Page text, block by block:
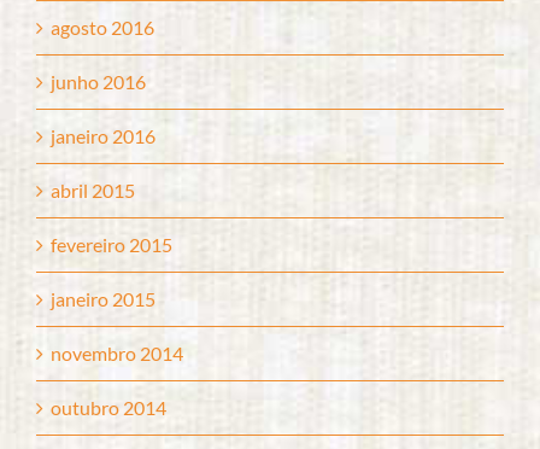
agosto 2016
junho 2016
janeiro 2016
abril 2015
fevereiro 2015
janeiro 2015
novembro 2014
outubro 2014